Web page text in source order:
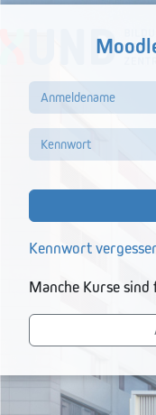
Zum Hauptinhalt
Anmeldename
Kennwort
Kennwort
Manche Kurse